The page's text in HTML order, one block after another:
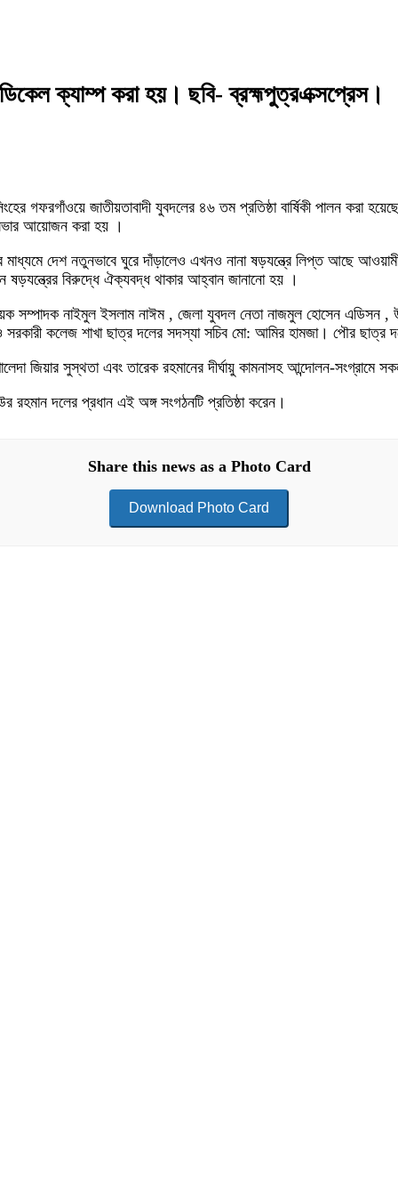
ক্যাম্প করা হয়। ছবি- ব্রহ্মপুত্রএক্সপ্রেস।
গফরগাঁওয়ে জাতীয়তাবাদী যুবদলের ৪৬ তম প্রতিষ্ঠা বার্ষিকী পালন করা
আয়োজন করা হয় ।
দেশ নতুনভাবে ঘুরে দাঁড়ালেও এখনও নানা ষড়যন্ত্রে লিপ্ত আছে
ষড়যন্ত্রের বিরুদ্ধে ঐক্যবদ্ধ থাকার আহ্বান জানানো হয় ।
সম্পাদক নাইমুল ইসলাম নাঈম , জেলা যুবদল নেতা নাজমুল হোসেন এডিসন ,
কলেজ শাখা ছাত্র দলের সদস্যা সচিব মো: আমির হামজা। পৌর ছাত্র
জিয়ার সুস্থতা এবং তারেক রহমানের দীর্ঘায়ু কামনাসহ আন্দোলন-সংগ্রামে
রহমান দলের প্রধান এই অঙ্গ সংগঠনটি প্রতিষ্ঠা করেন।
Share this news as a Photo Card
Download Photo Card